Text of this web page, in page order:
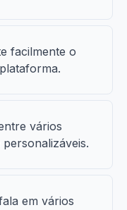
facilmente o
vários
em vários